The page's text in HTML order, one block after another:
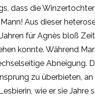
dass die
Aus dieser
für Agnès bloß
konnte. Während
Abneigung.
zu überbieten,
Lesbierin, wie er sie